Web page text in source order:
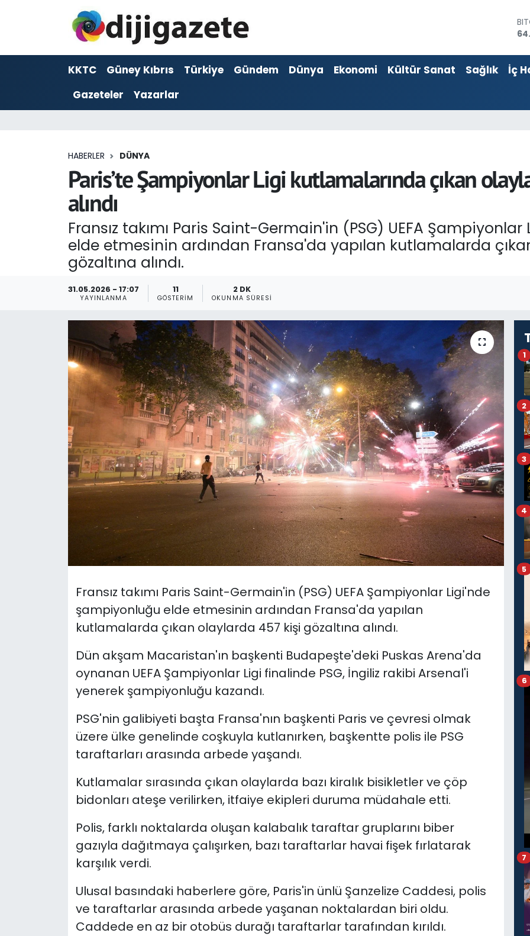
KKTC Güney Kıbrıs Türkiye Gündem Dünya Ekonomi Kültür Sanat Sağlık
İç
Gazeteler
Yazarlar
HABERLER DÜNYA
Paris’te Şampiyonlar Ligi kutlamalarında çıkan
alındı
Fransız takımı Paris Saint-Germain'in (PSG) UEFA
elde etmesinin ardından Fransa'da yapılan kutlamalarda
gözaltına alındı.
31.05.2026 - 17:07
YAYINLANMA
11
GÖSTERIM
2 DK
OKUNMA SÜRESI
Fransız takımı Paris Saint-Germain'in (PSG) UEFA Şampiyonlar Ligi'nde
şampiyonluğu elde etmesinin ardından Fransa'da yapılan
kutlamalarda çıkan olaylarda 457 kişi gözaltına alındı.
Dün akşam Macaristan'ın başkenti Budapeşte'deki Puskas Arena'da
oynanan UEFA Şampiyonlar Ligi finalinde PSG, İngiliz rakibi Arsenal'i
yenerek şampiyonluğu kazandı.
PSG'nin galibiyeti başta Fransa'nın başkenti Paris ve çevresi olmak
üzere ülke genelinde coşkuyla kutlanırken, başkentte polis ile PSG
taraftarları arasında arbede yaşandı.
Kutlamalar sırasında çıkan olaylarda bazı kiralık bisikletler ve çöp
bidonları ateşe verilirken, itfaiye ekipleri duruma müdahale etti.
Polis, farklı noktalarda oluşan kalabalık taraftar gruplarını biber
gazıyla dağıtmaya çalışırken, bazı taraftarlar havai fişek fırlatarak
karşılık verdi.
Ulusal basındaki haberlere göre, Paris'in ünlü Şanzelize Caddesi, polis
ve taraftarlar arasında arbede yaşanan noktalardan biri oldu.
Caddede en az bir otobüs durağı taraftarlar tarafından kırıldı.
1
2
3
4
5
6
7
ADVERTORIAL
Dijigazete
Foto Galeri
Güncel
Gündem
KKTC YEREL SEÇİM 2018
Kültür Sanat
Magazin
Nöbetçi Eczaneler
Otomobil Dünyası
Teknoloji
Video Galeri
Yazarlar
Hava Durumu
Trafik Durumu
Haber Arşivi